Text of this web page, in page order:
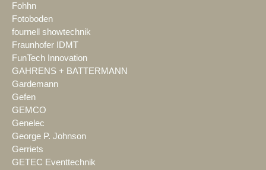
Fohhn
Fotoboden
fournell showtechnik
Fraunhofer IDMT
FunTech Innovation
GAHRENS + BATTERMANN
Gardemann
Gefen
GEMCO
Genelec
George P. Johnson
Gerriets
GETEC Eventtechnik